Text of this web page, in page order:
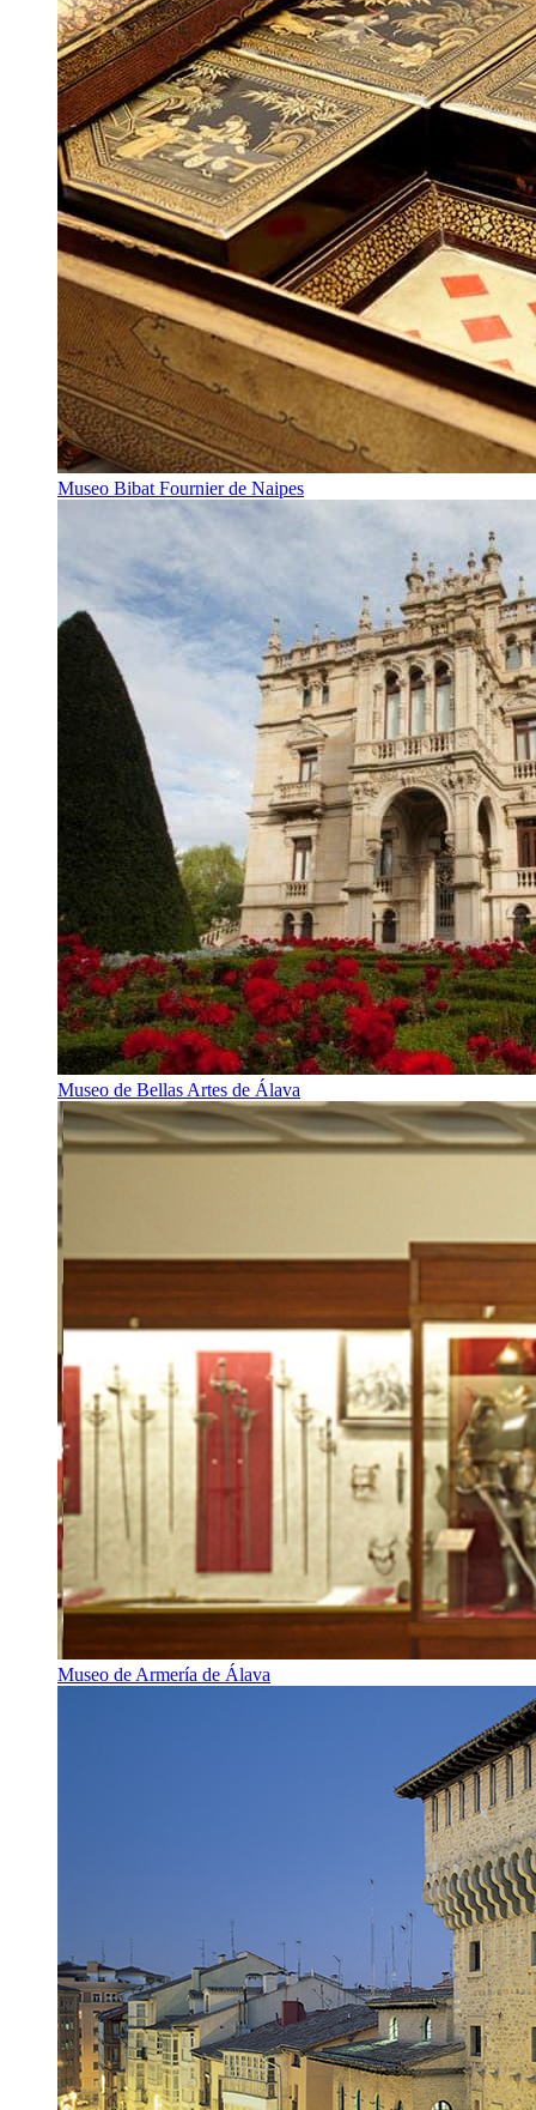
Museo Bibat Fournier de Naipes
Museo de Bellas Artes de Álava
Museo de Armería de Álava